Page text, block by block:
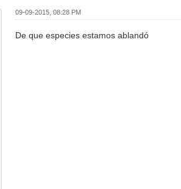
09-09-2015, 08:28 PM
De que especies estamos ablandó